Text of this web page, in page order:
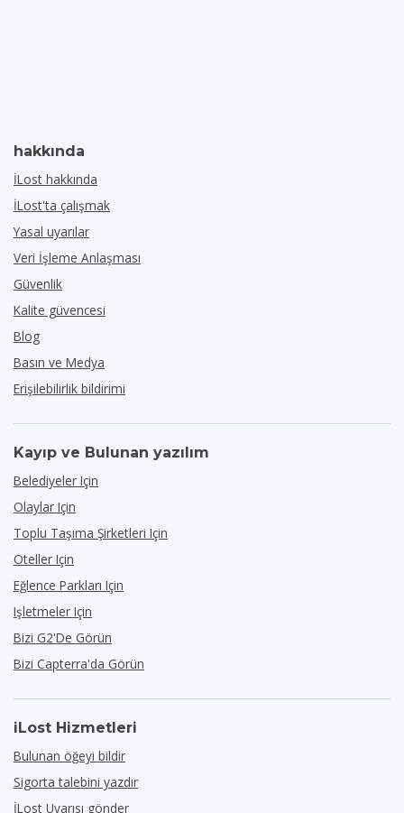
hakkında
İLost hakkında
İLost'ta çalışmak
Yasal uyarılar
Veri İşleme Anlaşması
Güvenlik
Kalite güvencesi
Blog
Basın ve Medya
Erişilebilirlik bildirimi
Kayıp ve Bulunan yazılım
Belediyeler Için
Olaylar Için
Toplu Taşıma Şirketleri Için
Oteller Için
Eğlence Parkları Için
Işletmeler Için
Bizi G2'de Görün
Bizi Capterra'da Görün
iLost Hizmetleri
Bulunan öğeyi bildir
Sigorta talebini yazdır
İLost Uyarısı gönder